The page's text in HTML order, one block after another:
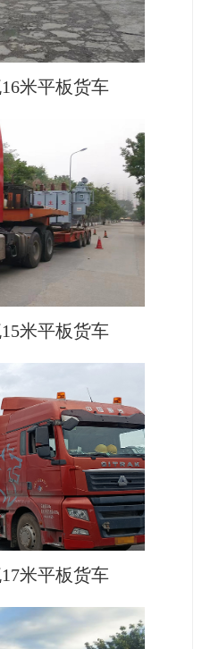
米平板货车
米平板货车
米平板货车